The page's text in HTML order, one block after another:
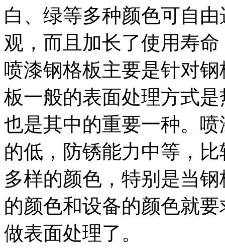
白、绿等多种颜色可自
观，而且加长了使用寿
喷漆钢格板主要是针对
板一般的表面处理方式
也是其中的重要一种。
的低，防锈能力中等，
多样的颜色，特别是当
的颜色和设备的颜色就
做表面处理了。